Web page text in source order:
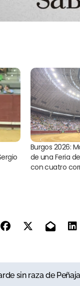
Burgos 2026:
de una Feria
con cuatro
sin raza de